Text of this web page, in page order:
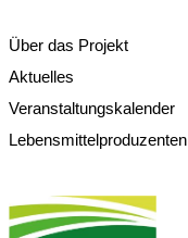
Über das Projekt
Aktuelles
Veranstaltungskalender
Lebensmittelproduzenten